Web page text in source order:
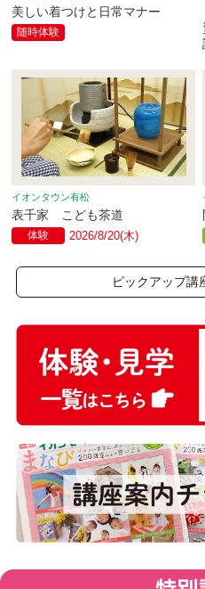
美しい着つけと日常マナー
随時体験
イオンタウン有松
表千家 こども茶道
体験 2026/8/20(木)
ピックアップ講